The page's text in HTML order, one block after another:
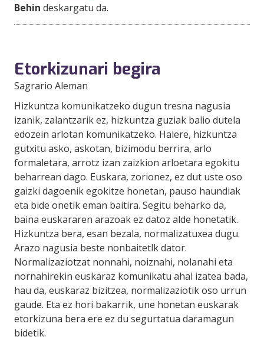
Behin deskargatu da.
Etorkizunari begira
Sagrario Aleman
Hizkuntza komunikatzeko dugun tresna nagusia
izanik, zalantzarik ez, hizkuntza guziak balio dutela
edozein arlotan komunikatzeko. Halere, hizkuntza
gutxitu asko, askotan, bizimodu berrira, arlo
formaletara, arrotz izan zaizkion arloetara egokitu
beharrean dago. Euskara, zorionez, ez dut uste oso
gaizki dagoenik egokitze honetan, pauso haundiak
eta bide onetik eman baitira. Segitu beharko da,
baina euskararen arazoak ez datoz alde honetatik.
Hizkuntza bera, esan bezala, normalizatuxea dugu.
Arazo nagusia beste nonbaitetlk dator.
Normalizaziotzat nonnahi, noiznahi, nolanahi eta
nornahirekin euskaraz komunikatu ahal izatea bada,
hau da, euskaraz bizitzea, normalizaziotik oso urrun
gaude. Eta ez hori bakarrik, une honetan euskarak
etorkizuna bera ere ez du segurtatua daramagun
bidetik.